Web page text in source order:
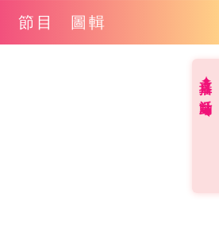
節目 圖輯
直播✦活動